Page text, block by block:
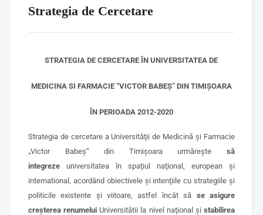
Strategia de Cercetare
STRATEGIA DE CERCETARE ÎN UNIVERSITATEA DE
MEDICINA SI FARMACIE “VICTOR BABEŞ” DIN TIMIŞOARA
ÎN PERIOADA 2012-2020
Strategia de cercetare a Universităţii de Medicină şi Farmacie
„Victor Babeş” din Timişoara urmăreştesă
integreze universitatea în spaţiul naţional, european şi
international, acordând obiectivele şi intenţiile cu strategiile şi
politicile existente şi viitoare, astfel încât să se asigure
creşterea renumelui Universitătii la nivel naţional şistabilirea